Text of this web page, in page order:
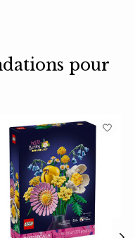
pour